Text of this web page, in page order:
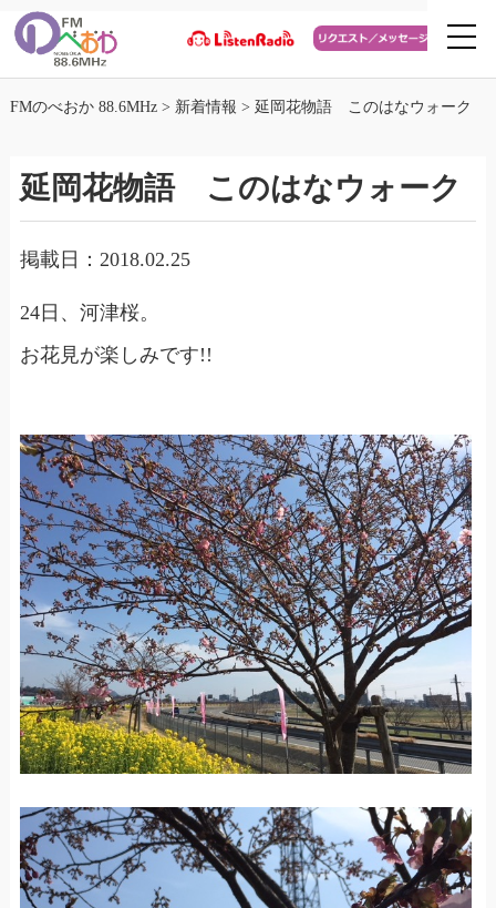
FMのべおか 88.6MHz> 新着情報 > 延岡花物語 このはなウォーク
延岡花物語 このはなウォーク
掲載日：2018.02.25
24日、河津桜。
お花見が楽しみです!!